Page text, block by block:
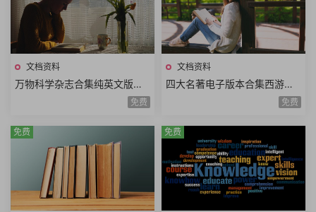
文档资料
万物科学杂志合集纯英文版青
少年科普读物PDF电子版HowIt
免费
文档资料
四大名著电子版本合集西游记
红楼梦水浒传三国演义漫画版
免费
免费 免费